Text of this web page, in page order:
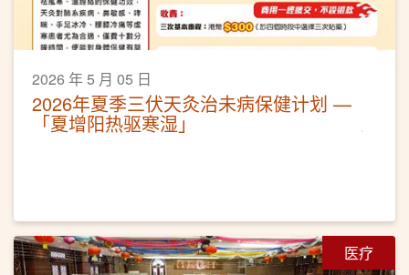
2026 年 5 月 05 日
2026年夏季三伏天灸治未病保健计划 —
「夏增阳热驱寒湿」
医疗